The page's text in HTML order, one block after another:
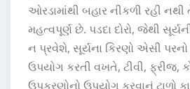
ઓરડામાંથી બહાર નીકળી રહી નથી
મહત્વપૂર્ણ છે. પડદા દોરો, જેથી
ન પ્રવેશે, સૂર્યના કિરણો એસી પરનો
ઉપયોગ કરતી વખતે, ટીવી, ફ્રીજ,
ઉપકરણોનો ઉપયોગ કરવાનું ટાળો